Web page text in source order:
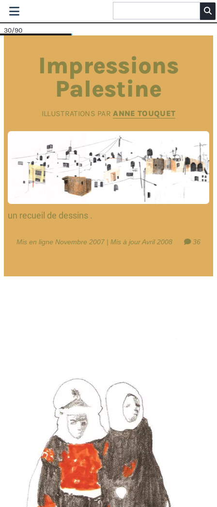
30/90
Impressions
Palestine
ILLUSTRATIONS PAR ANNE TOUQUET
un recueil de dessins .
Mis en ligne Novembre 2007 | Mis à jour Avril 2008 36